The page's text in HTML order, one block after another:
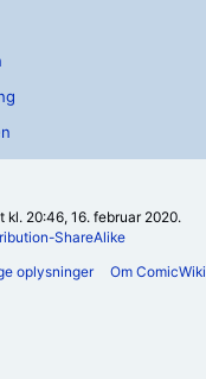
20:46, 16. februar 2020.
ShareAlike
oplysninger
Om ComicWiki